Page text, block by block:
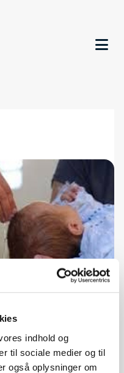
indhold og
til sociale medier og til
også oplysninger om
kl. 10:30